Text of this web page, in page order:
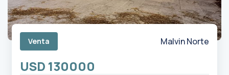
Venta Malvin Norte
USD 130000